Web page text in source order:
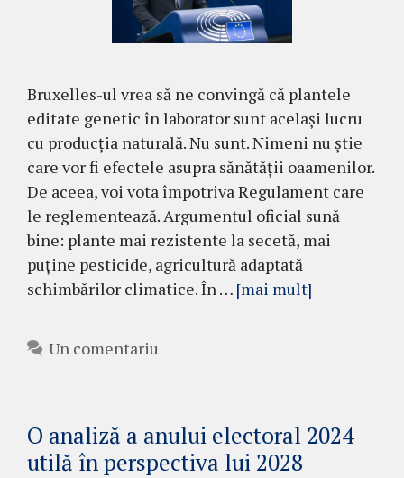
Bruxelles-ul vrea să ne convingă că plantele
editate genetic în laborator sunt același lucru
cu producția naturală. Nu sunt. Nimeni nu știe
care vor fi efectele asupra sănătății oaamenilor.
De aceea, voi vota împotriva Regulament care
le reglementează. Argumentul oficial sună
bine: plante mai rezistente la secetă, mai
puține pesticide, agricultură adaptată
schimbărilor climatice. În … [mai mult]
Un comentariu
O analiză a anului electoral 2024
utilă în perspectiva lui 2028